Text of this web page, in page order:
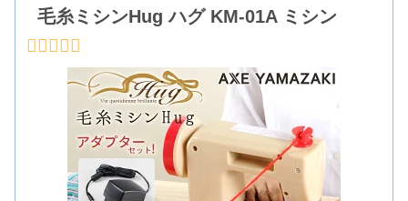
毛糸ミシンHug ハグ KM-01A ミシン